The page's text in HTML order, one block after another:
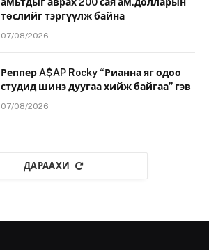
төслийг тэргүүлж байна
07/08/2026
Реппер A$AP Rocky “Рианна яг одоо
студид шинэ дуугаа хийж байгаа” гэв
07/08/2026
ДАРААХИ